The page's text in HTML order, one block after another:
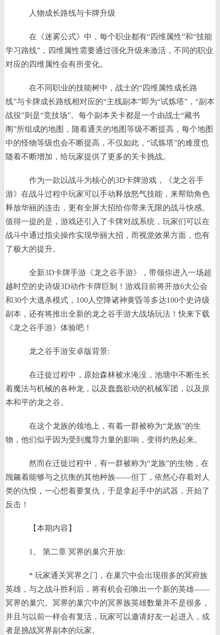
人物成长路线与卡牌升级
在《迷雾公式》中，每个职业都有“四维属性”和“技能
学习路线”，四维属性需要通过强化升级来激活，不同的职业
对应的四维属性会有所变化。
在不同职业的技能树中，战士的“四维属性成长路
线”与卡牌成长路线相对应的“主线副本”即为“试炼塔”，“副本
战役”则是“竞技场”。每个副本关卡都是一个由战士“藏书
阁”所组成的地图，随着通关的地图等级不断提高，每个地图
中的怪物等级也会不断提高，不仅如此，“试炼塔”的难度也
随着不断增加，给玩家提供了更多的关卡挑战。
作为一款以战斗为核心的3D卡牌游戏，《龙之谷手
游》在战斗过程中玩家可以手动释放怒气技能，来帮助角色
释放华丽的连击，更有全屏大招给你带来无限的战斗快感。
值得一提的是，游戏还引入了卡牌对战系统，玩家们可以在
战斗中通过指尖操作实现华丽大招，而视觉效果方面，也有
了极大的提升。
全新3D卡牌手游《龙之谷手游》，带领你进入一场超
越时空的史诗级3D动作卡牌巨制！游戏目前将开放6大公会
和30个大逃杀模式，100人空降诸神黄昏等多达100个史诗级
副本，还有将推出全新的龙之谷手游大战场玩法！快来下载
《龙之谷手游》体验吧！
龙之谷手游安卓版背景:
在迁徙过程中，原始森林被水淹没，池塘中不断生长
着魔法与机械的各种龙，以及蠢蠢欲动的机械军团，以及原
本和平的龙之谷。
在这个龙族的领地上，有着一群被称为“龙族”的生
物，他们似乎因为受到魔导力量的影响，变得灼热起来。
然而在迁徙过程中，有一群被称为“龙族”的生物，在
觊觎着能够与之抗衡的其他种族——但丁，依然心存着对人
类的仇恨，一心想着要复仇，于是拿起手中的武器，开始了
反击！
【本期内容】
1。 第二章 冥界的巢穴开放:
* 玩家通关冥界之门，在巢穴中会出现很多的冥府族
英雄，与之战斗胜利后，将有机会召唤出一个新的英雄——
冥界的巢穴。冥界的巢穴中的冥界族英雄数量并不是很多，
并且与以前一样会有复活，玩家可以邀请好友一起进入，或
者是挑战冥界副本的玩家。